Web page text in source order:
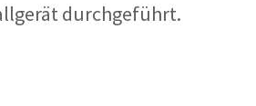
durchgeführt.